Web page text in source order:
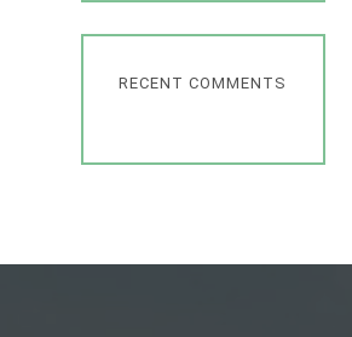
RECENT COMMENTS